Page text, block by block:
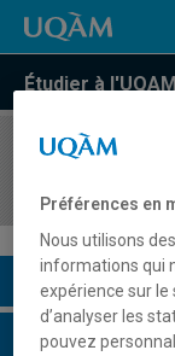
Étudier à l'UQAM
COURS//
Description du
Horaire - Été
Préférences en
Nous utilisons
informations qui
expérience sur le
d’analyser les
pouvez